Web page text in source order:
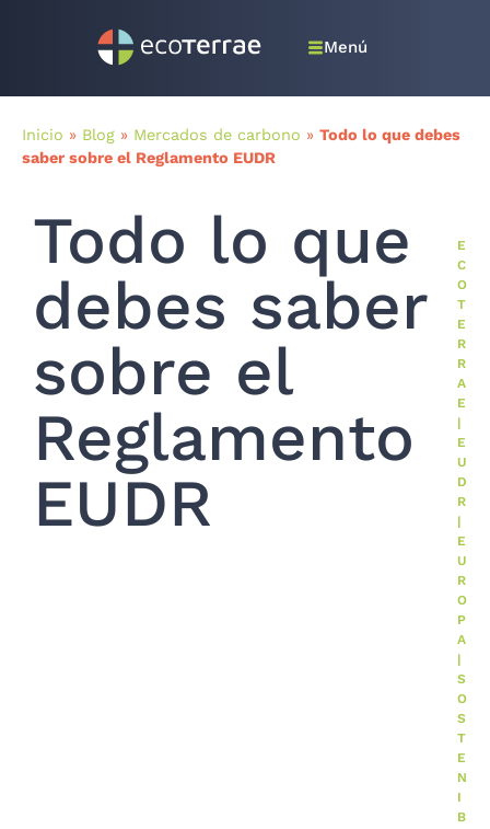
Menú
Inicio » Blog » Mercados de carbono » Todo lo que debes
saber sobre el Reglamento EUDR
Todo lo que
debes saber
sobre el
Reglamento
EUDR
E
C
O
T
E
R
R
A
E
|
E
U
D
R
|
E
U
R
O
P
A
|
S
O
S
T
E
N
I
B